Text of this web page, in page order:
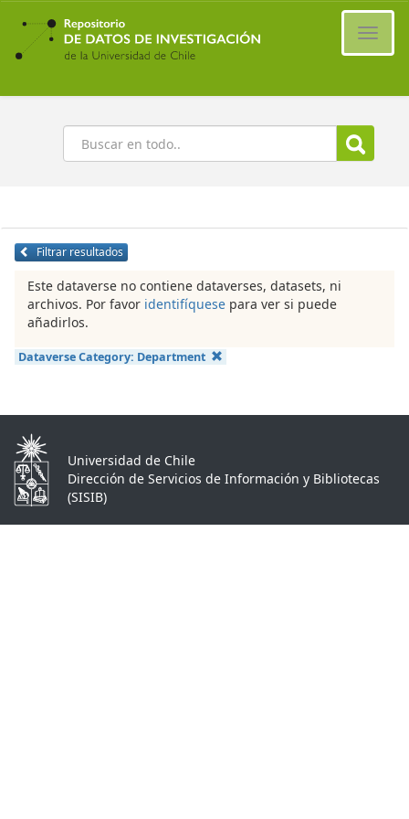
Ir
contenido
principal
Buscar
Filtrar resultados
Este dataverse no contiene dataverses, datasets, ni
archivos. Por favor identifíquese para ver si puede
añadirlos.
Dataverse Category: Department
Universidad de Chile
Dirección de Servicios de Información y Bibliotecas
(SISIB)